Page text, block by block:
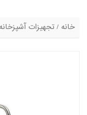
خانه /تجهیزات